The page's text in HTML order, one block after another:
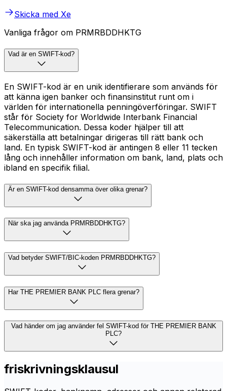
Skicka med Xe
Vanliga frågor om PRMRBDDHKTG
Vad är en SWIFT-kod?
En SWIFT-kod är en unik identifierare som används för
att känna igen banker och finansinstitut runt om i
världen för internationella penningöverföringar. SWIFT
står för Society for Worldwide Interbank Financial
Telecommunication. Dessa koder hjälper till att
säkerställa att betalningar dirigeras till rätt bank och
land. En typisk SWIFT-kod är antingen 8 eller 11 tecken
lång och innehåller information om bank, land, plats och
ibland en specifik filial.
Är en SWIFT-kod densamma över olika grenar?
När ska jag använda PRMRBDDHKTG?
Vad betyder SWIFT/BIC-koden PRMRBDDHKTG?
Har THE PREMIER BANK PLC flera grenar?
Vad händer om jag använder fel SWIFT-kod för THE PREMIER BANK
PLC?
friskrivningsklausul